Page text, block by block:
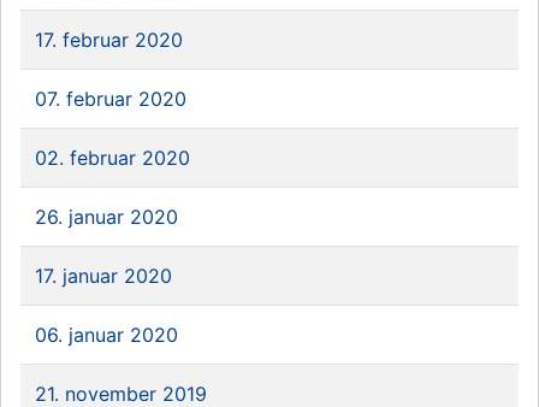
17. februar 2020
07. februar 2020
02. februar 2020
26. januar 2020
17. januar 2020
06. januar 2020
21. november 2019